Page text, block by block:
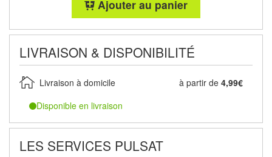
Ajouter au panier
LIVRAISON & DISPONIBILITÉ
Livraison à domicile à partir de 4,99€
Disponible en livraison
LES SERVICES PULSAT